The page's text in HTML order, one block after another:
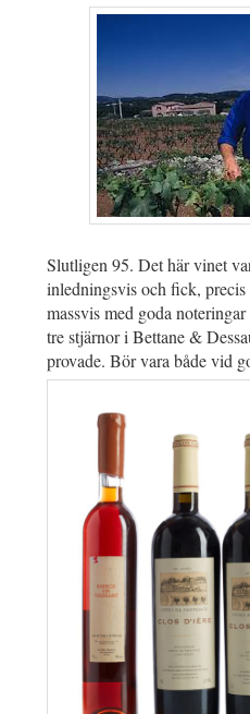
Slutligen 95. Det här vinet
inledningsvis och fick, precis
massvis med goda
tre stjärnor i Bettane &
provade. Bör vara både vid